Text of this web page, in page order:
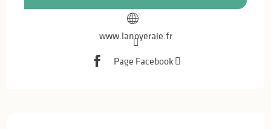
www.lanoyeraie.fr
Page Facebook